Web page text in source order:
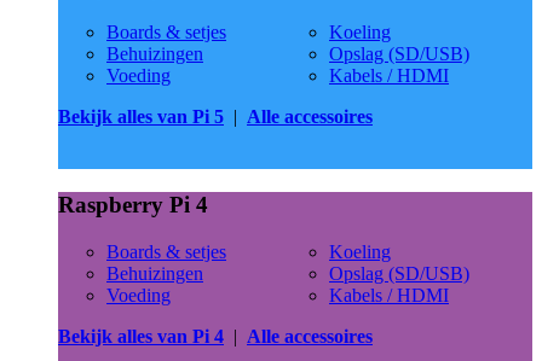
Boards & setjes
Behuizingen
Voeding
Koeling
Opslag (SD/USB)
Kabels / HDMI
Bekijk alles van Pi 5 | Alle accessoires
Raspberry Pi 4
Boards & setjes
Behuizingen
Voeding
Koeling
Opslag (SD/USB)
Kabels / HDMI
Bekijk alles van Pi 4 | Alle accessoires